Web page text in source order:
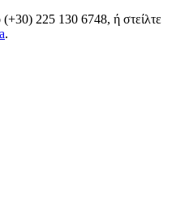
225 130 6748, ή στείλτε
.